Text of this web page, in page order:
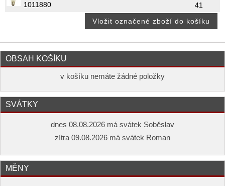
1011880
41
OBSAH KOŠÍKU
v košíku nemáte žádné položky
SVÁTKY
dnes 08.08.2026 má svátek Soběslav
zítra 09.08.2026 má svátek Roman
MĚNY